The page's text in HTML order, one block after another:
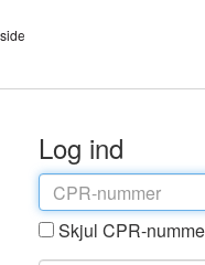
Log ind
Skjul CPR-